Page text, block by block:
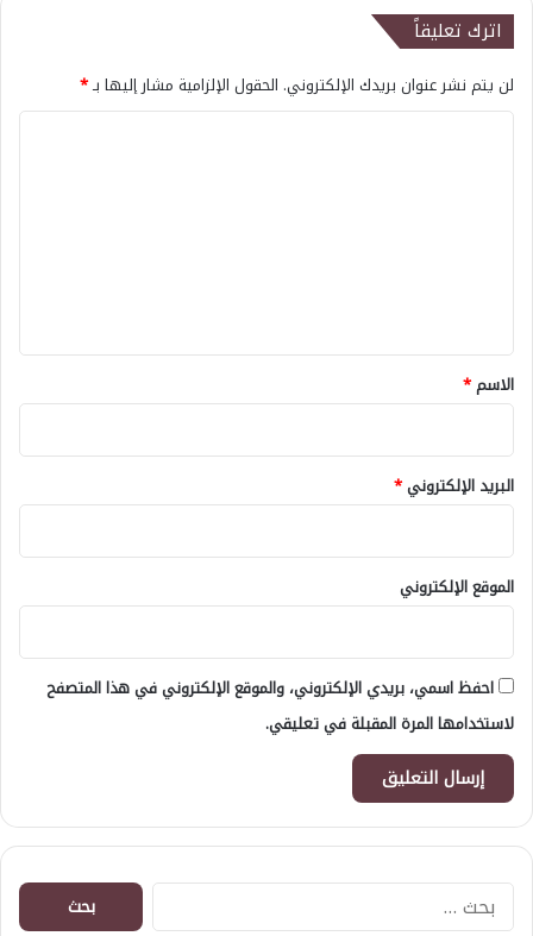
اترك تعليقاً
لن يتم نشر عنوان بريدك الإلكتروني. الحقول الإلزامية مشار إليها بـ*
*
الاسم*
البريد الإلكتروني*
الموقع الإلكتروني
احفظ اسمي، بريدي الإلكتروني، والموقع الإلكتروني في هذا المتصفح
لاستخدامها المرة المقبلة في تعليقي.
البحث
عن: